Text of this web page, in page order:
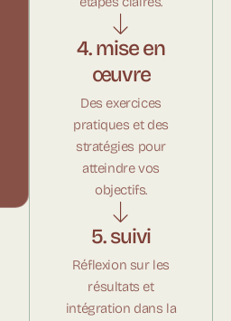
4. mise en
œuvre
Des exercices
pratiques et des
stratégies pour
atteindre vos
objectifs.
5. suivi
Réflexion sur les
résultats et
intégration dans la